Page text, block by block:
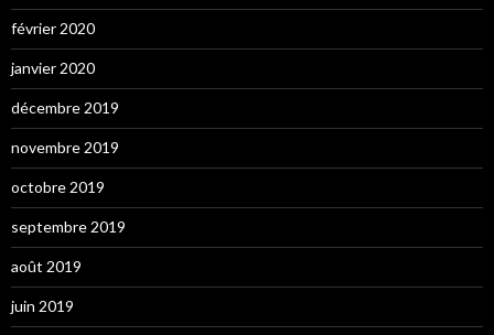
février 2020
janvier 2020
décembre 2019
novembre 2019
octobre 2019
septembre 2019
août 2019
juin 2019